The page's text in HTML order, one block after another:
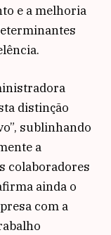
e a melhoria
distinção
sublinhando
a
colaboradores
ainda o
com a